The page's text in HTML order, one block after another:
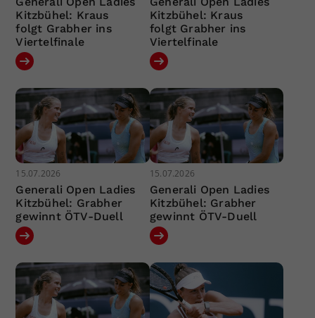
Kitzbühel: Kraus
folgt Grabher ins
Viertelfinale
Kitzbühel: Kraus
folgt Grabher ins
Viertelfinale
15.07.2026
Generali Open Ladies
Kitzbühel: Grabher
gewinnt ÖTV-Duell
15.07.2026
Generali Open Ladies
Kitzbühel: Grabher
gewinnt ÖTV-Duell